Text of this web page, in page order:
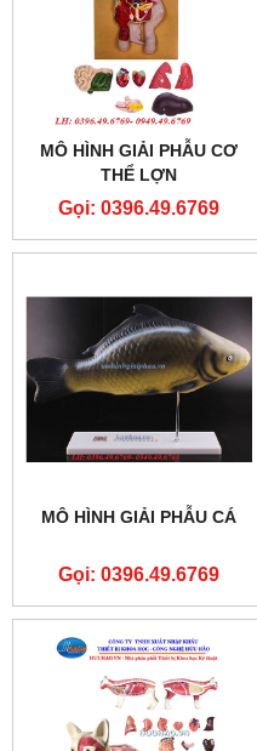
MÔ HÌNH GIẢI PHẪU CƠ
THỂ LỢN
Gọi: 0396.49.6769
MÔ HÌNH GIẢI PHẪU CÁ
Gọi: 0396.49.6769